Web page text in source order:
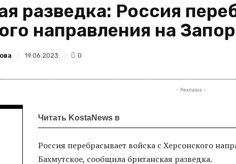
разведка: Россия
направления на
19.06.2023 0
- Реклама -
Читать KostaNews в
Россия перебрасывает войска с Херсонского
Бахмутское, сообщила британская разведка.